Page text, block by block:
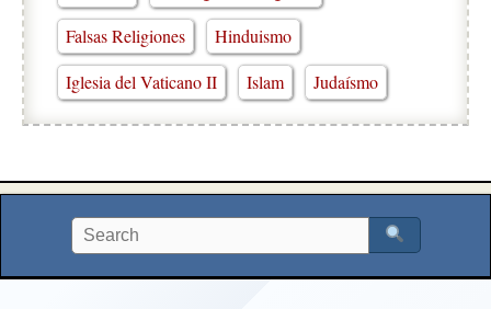
Falsas Religiones
Hinduismo
Iglesia del Vaticano II
Islam Judaísmo